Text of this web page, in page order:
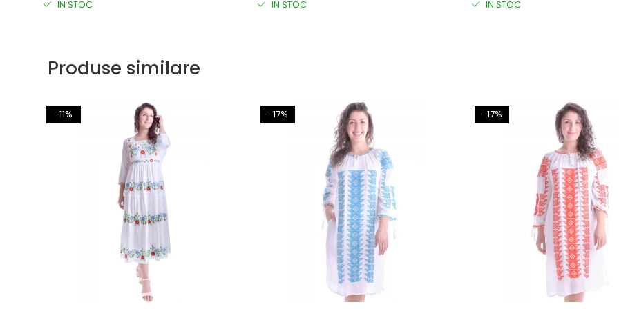
IN STOC IN STOC IN STOC
Produse similare
-11% -17% -17%